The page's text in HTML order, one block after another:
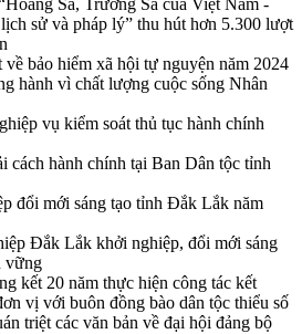
Sa, Trường Sa của Việt Nam -
sử và pháp lý” thu hút hơn 5.300 lượt
bảo hiểm xã hội tự nguyện năm 2024
hành vì chất lượng cuộc sống Nhân
vụ kiểm soát thủ tục hành chính
cách hành chính tại Ban Dân tộc tỉnh
đổi mới sáng tạo tỉnh Đắk Lắk năm
Đắk Lắk khởi nghiệp, đổi mới sáng
vững
kết 20 năm thực hiện công tác kết
vị với buôn đồng bào dân tộc thiểu số
triệt các văn bản về đại hội đảng bộ